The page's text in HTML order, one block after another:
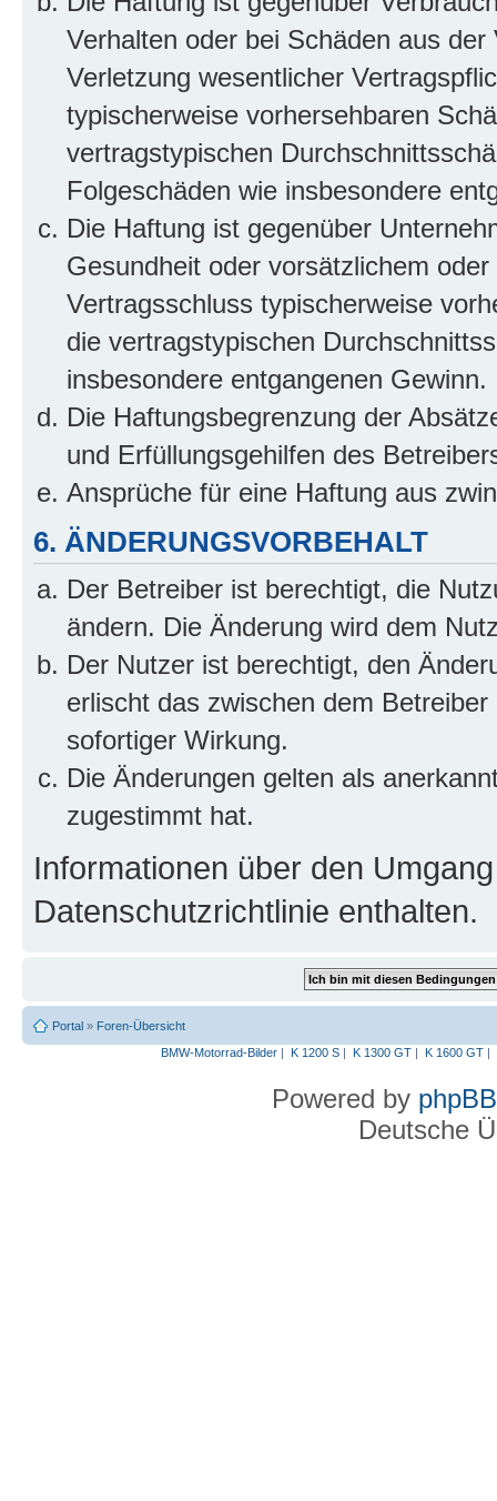
Verhalten oder bei Schäden aus
Verletzung wesentlicher
typischerweise vorhersehbaren
vertragstypischen
Folgeschäden wie insbesondere
Die Haftung ist gegenüber
Gesundheit oder vorsätzlichem
Vertragsschluss typischerweise
die vertragstypischen
insbesondere entgangenen Gewinn.
Die Haftungsbegrenzung der
und Erfüllungsgehilfen des
Ansprüche für eine Haftung aus
6. ÄNDERUNGSVORBEHALT
Der Betreiber ist berechtigt, die
ändern. Die Änderung wird dem
Der Nutzer ist berechtigt, den
erlischt das zwischen dem
sofortiger Wirkung.
Die Änderungen gelten als
zugestimmt hat.
Informationen über den
Datenschutzrichtlinie enthalten.
Portal » Foren-Übersicht
BMW-Motorrad-Bilder| K 1200 S| K 1300 GT| K 1600 GT|
Powered by phpBB
Deutsche